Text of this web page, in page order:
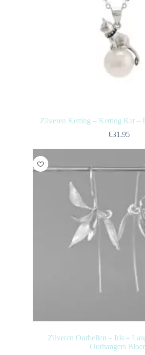
Zilveren Ketting – Ketting Kat –
€31.95
Zilveren Oorbellen – Iris –
Oorhangers